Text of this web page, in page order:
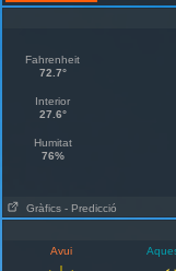
Fahrenheit
72.7°
Interior
27.6°
Humitat
76%
Gràfics - Predicció
Avui